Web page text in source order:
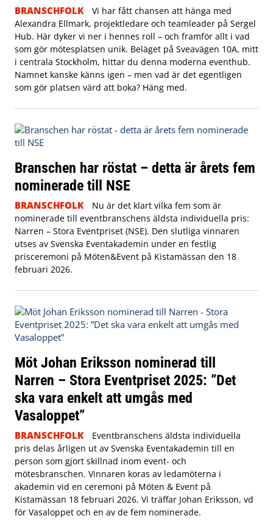
BRANSCHFOLK
Vi har fått chansen att hänga med
Alexandra Ellmark, projektledare och teamleader på Sergel
Hub. Här dyker vi ner i hennes roll – och framför allt i vad
som gör mötesplatsen unik. Beläget på Sveavägen 10A, mitt
i centrala Stockholm, hittar du denna moderna eventhub.
Namnet kanske känns igen – men vad är det egentligen
som gör platsen värd att boka? Häng med.
Branschen har röstat – detta är årets fem
nominerade till NSE
BRANSCHFOLK
Nu är det klart vilka fem som är
nominerade till eventbranschens äldsta individuella pris:
Narren – Stora Eventpriset (NSE). Den slutliga vinnaren
utses av Svenska Eventakademin under en festlig
prisceremoni på Möten&Event på Kistamässan den 18
februari 2026.
Möt Johan Eriksson nominerad till
Narren – Stora Eventpriset 2025: ”Det
ska vara enkelt att umgås med
Vasaloppet”
BRANSCHFOLK
Eventbranschens äldsta individuella
pris delas årligen ut av Svenska Eventakademin till en
person som gjort skillnad inom event- och
mötesbranschen. Vinnaren koras av ledamöterna i
akademin vid en ceremoni på Möten & Event på
Kistamässan 18 februari 2026. Vi träffar Johan Eriksson, vd
för Vasaloppet och en av de fem nominerade.